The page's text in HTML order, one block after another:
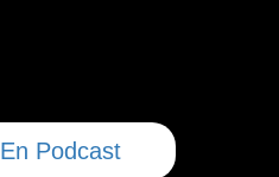
En Podcast